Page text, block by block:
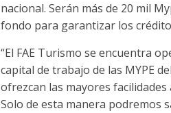
nacional. Serán más de 20 mil
fondo para garantizar los
“El FAE Turismo se encuentra
capital de trabajo de las MYPE
ofrezcan las mayores
Solo de esta manera podremos